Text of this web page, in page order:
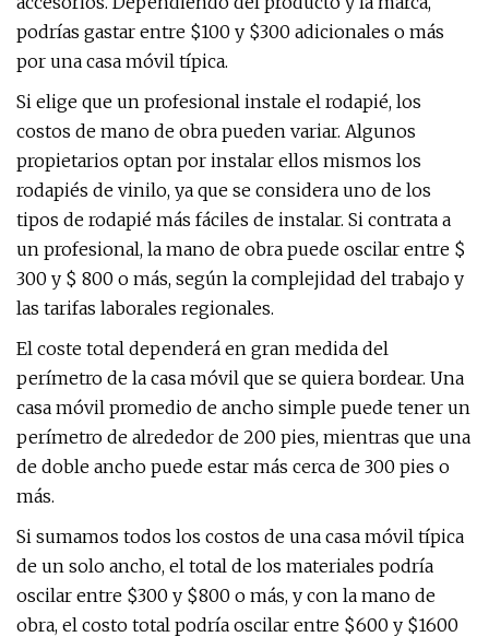
podrías gastar entre $100 y $300 adicionales o más
por una casa móvil típica.
Si elige que un profesional instale el rodapié, los
costos de mano de obra pueden variar. Algunos
propietarios optan por instalar ellos mismos los
rodapiés de vinilo, ya que se considera uno de los
tipos de rodapié más fáciles de instalar. Si contrata a
un profesional, la mano de obra puede oscilar entre $
300 y $ 800 o más, según la complejidad del trabajo y
las tarifas laborales regionales.
El coste total dependerá en gran medida del
perímetro de la casa móvil que se quiera bordear. Una
casa móvil promedio de ancho simple puede tener un
perímetro de alrededor de 200 pies, mientras que una
de doble ancho puede estar más cerca de 300 pies o
más.
Si sumamos todos los costos de una casa móvil típica
de un solo ancho, el total de los materiales podría
oscilar entre $300 y $800 o más, y con la mano de
obra, el costo total podría oscilar entre $600 y $1600